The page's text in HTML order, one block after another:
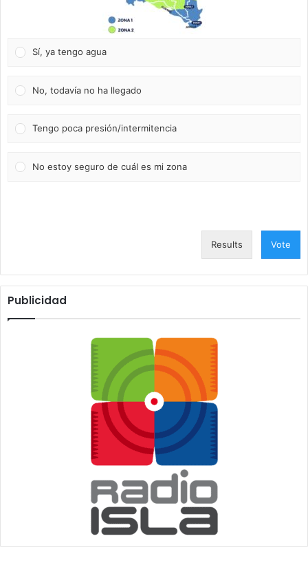
Sí, ya tengo agua
No, todavía no ha llegado
Tengo poca presión/intermitencia
No estoy seguro de cuál es mi zona
Results Vote
Publicidad